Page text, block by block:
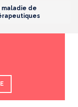
maladie de